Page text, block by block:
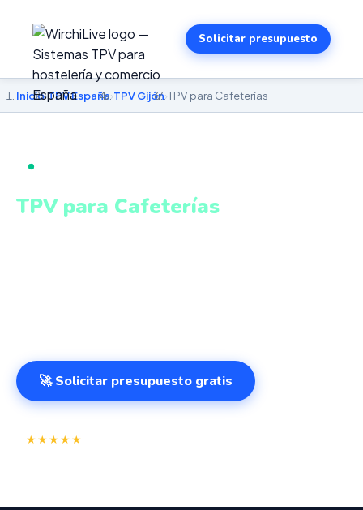
Solicitar presupuesto
Inicio›TPV España›TPV Gijón›TPV para Cafeterías
TPV para Cafeterías
🚀 Solicitar presupuesto gratis
★★★★★